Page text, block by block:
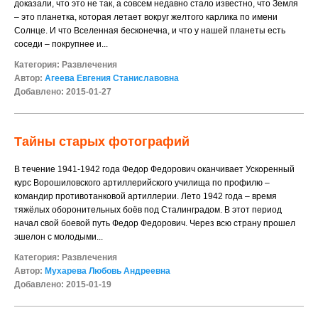
доказали, что это не так, а совсем недавно стало известно, что Земля
– это планетка, которая летает вокруг желтого карлика по имени
Солнце. И что Вселенная бесконечна, и что у нашей планеты есть
соседи – покрупнее и...
Категория: Развлечения
Автор: Агеева Евгения Станиславовна
Добавлено: 2015-01-27
Тайны старых фотографий
В течение 1941-1942 года Федор Федорович оканчивает Ускоренный
курс Ворошиловского артиллерийского училища по профилю –
командир противотанковой артиллерии. Лето 1942 года – время
тяжёлых оборонительных боёв под Сталинградом. В этот период
начал свой боевой путь Федор Федорович. Через всю страну прошел
эшелон с молодыми...
Категория: Развлечения
Автор: Мухарева Любовь Андреевна
Добавлено: 2015-01-19